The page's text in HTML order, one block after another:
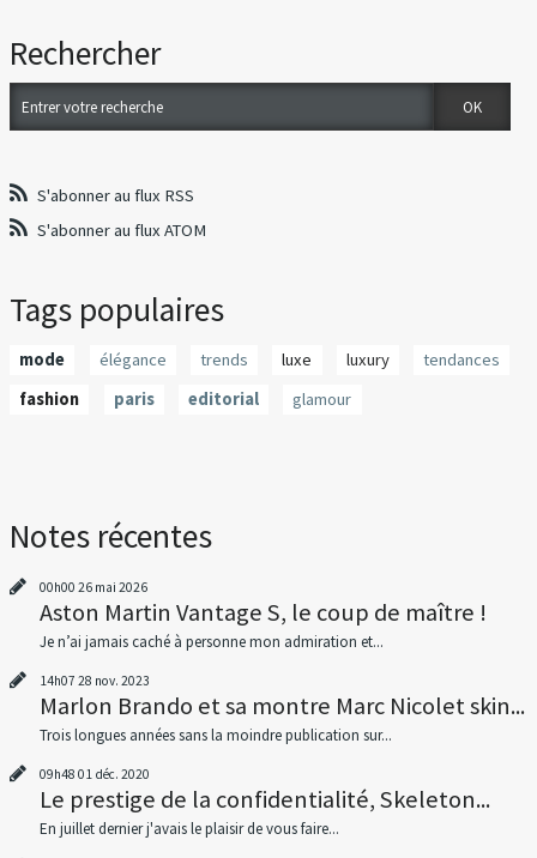
Rechercher
S'abonner au flux RSS
S'abonner au flux ATOM
Tags populaires
mode élégance trends luxe luxury
tendances
fashion
paris editorial glamour
Notes récentes
00h00 26 mai 2026
Aston Martin Vantage S, le coup de maître !
Je n’ai jamais caché à personne mon admiration et...
14h07 28 nov. 2023
Marlon Brando et sa montre Marc Nicolet skin...
Trois longues années sans la moindre publication sur...
09h48 01 déc. 2020
Le prestige de la confidentialité, Skeleton...
En juillet dernier j'avais le plaisir de vous faire...